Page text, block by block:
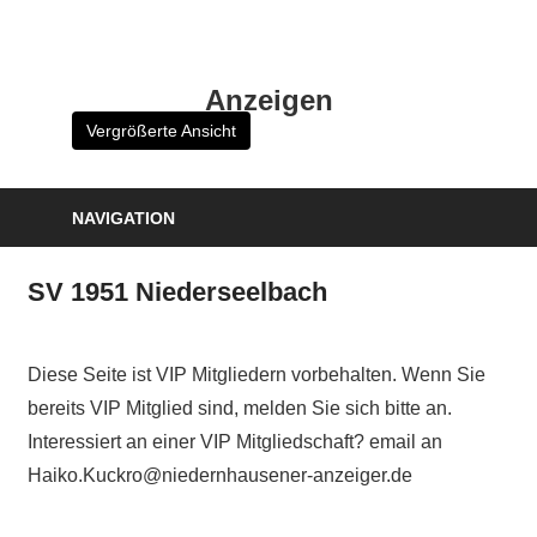
Anzeigen
Vergrößerte Ansicht
NAVIGATION
SV 1951 Niederseelbach
Diese Seite ist VIP Mitgliedern vorbehalten. Wenn Sie
bereits VIP Mitglied sind, melden Sie sich bitte an.
Interessiert an einer VIP Mitgliedschaft? email an
Haiko.Kuckro@niedernhausener-anzeiger.de